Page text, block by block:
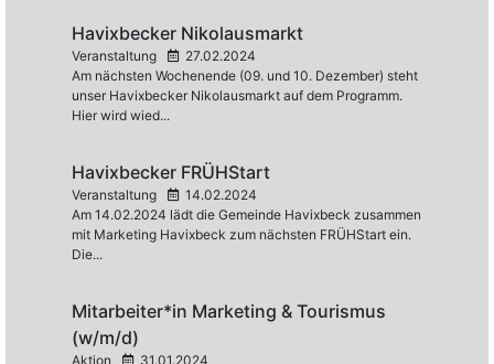
Havixbecker Nikolausmarkt
Veranstaltung
27.02.2024
Am nächsten Wochenende (09. und 10. Dezember) steht
unser Havixbecker Nikolausmarkt auf dem Programm.
Hier wird wied...
Havixbecker FRÜHStart
Veranstaltung
14.02.2024
Am 14.02.2024 lädt die Gemeinde Havixbeck zusammen
mit Marketing Havixbeck zum nächsten FRÜHStart ein.
Die...
Mitarbeiter*in Marketing & Tourismus
(w/m/d)
Aktion
31.01.2024